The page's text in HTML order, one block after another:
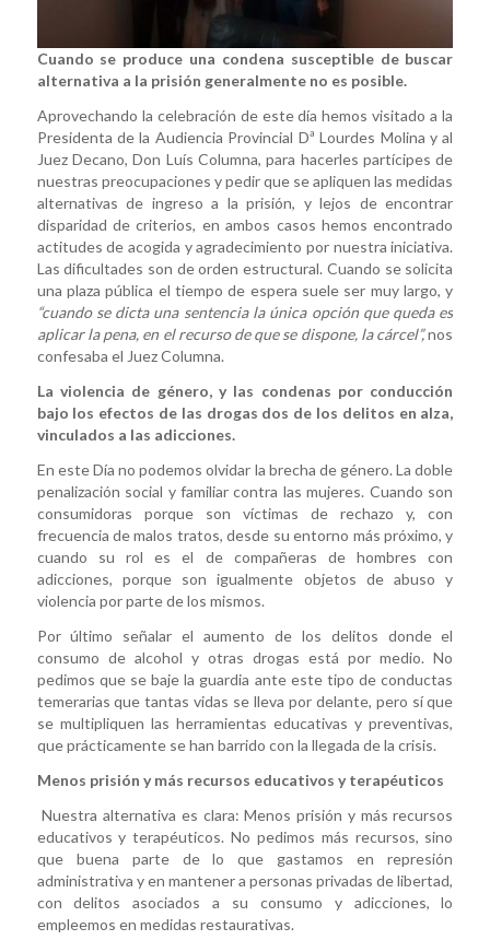
Cuando se produce una condena susceptible de buscar
alternativa a la prisión generalmente no es posible.
Aprovechando la celebración de este día hemos visitado a la
Presidenta de la Audiencia Provincial Dª Lourdes Molina y al
Juez Decano, Don Luís Columna, para hacerles partícipes de
nuestras preocupaciones y pedir que se apliquen las medidas
alternativas de ingreso a la prisión, y lejos de encontrar
disparidad de criterios, en ambos casos hemos encontrado
actitudes de acogida y agradecimiento por nuestra iniciativa.
Las dificultades son de orden estructural. Cuando se solicita
una plaza pública el tiempo de espera suele ser muy largo, y
“cuando se dicta una sentencia la única opción que queda es
aplicar la pena, en el recurso de que se dispone, la cárcel”,nos
confesaba el Juez Columna.
La violencia de género, y las condenas por conducción
bajo los efectos de las drogas dos de los delitos en alza,
vinculados a las adicciones.
En este Día no podemos olvidar la brecha de género. La doble
penalización social y familiar contra las mujeres. Cuando son
consumidoras porque son víctimas de rechazo y, con
frecuencia de malos tratos, desde su entorno más próximo, y
cuando su rol es el de compañeras de hombres con
adicciones, porque son igualmente objetos de abuso y
violencia por parte de los mismos.
Por último señalar el aumento de los delitos donde el
consumo de alcohol y otras drogas está por medio. No
pedimos que se baje la guardia ante este tipo de conductas
temerarias que tantas vidas se lleva por delante, pero sí que
se multipliquen las herramientas educativas y preventivas,
que prácticamente se han barrido con la llegada de la crisis.
Menos prisión y más recursos educativos y terapéuticos
Nuestra alternativa es clara: Menos prisión y más recursos
educativos y terapéuticos. No pedimos más recursos, sino
que buena parte de lo que gastamos en represión
administrativa y en mantener a personas privadas de libertad,
con delitos asociados a su consumo y adicciones, lo
empleemos en medidas restaurativas.